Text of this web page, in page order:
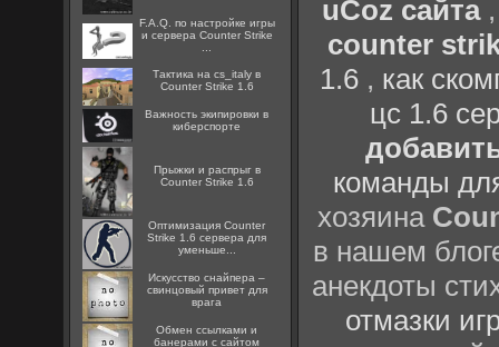
F.A.Q. по настройке игры
и сервера Counter Strike
Тактика на cs_italy в
Counter Strike 1.6
Важность экипировки в
киберспорте
Прыжки и распрыг в
Counter Strike 1.6
Оптимизация Counter
Strike 1.6 сервера для
уменьше...
Искусство снайпера –
свинцовый привет для
врага
Oбмен ссылками и
банерами с сайтом
uCoz сайта
counter
1.6, как
цс 1.6
команды
хозяина
в нашем
анекдоты
отмазки